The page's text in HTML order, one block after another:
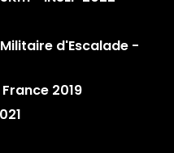
d'Escalade -
2019